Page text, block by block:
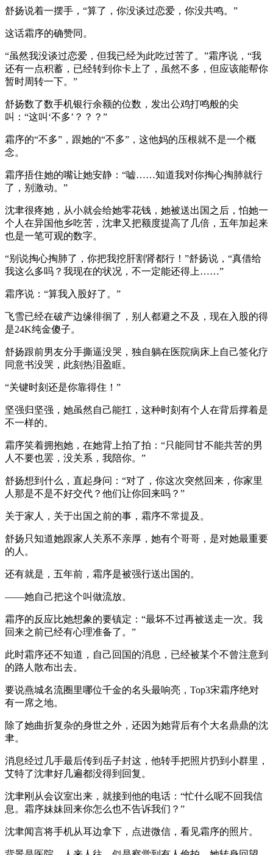
舒扬说着一摆手，“算了，你没谈过恋爱，你没共鸣。”
这话霜序的确赞同。
“虽然我没谈过恋爱，但我已经为此吃过苦了。”霜序说，“我
还有一点积蓄，已经转到你卡上了，虽然不多，但应该能帮你
暂时周转一下。”
舒扬数了数手机银行余额的位数，发出公鸡打鸣般的尖
叫：“这叫‘不多’？？？”
霜序的“不多”，跟她的“不多”，这他妈的压根就不是一个概
念。
霜序捂住她的嘴让她安静：“嘘……知道我对你掏心掏肺就行
了，别激动。”
沈聿很疼她，从小就会给她零花钱，她被送出国之后，怕她一
个人在异国他乡吃苦，沈聿又把额度提高了几倍，五年加起来
也是一笔可观的数字。
“别说掏心掏肺了，你把我挖肝割肾都行！”舒扬说，“真借给
我这么多吗？我现在的状况，不一定能还得上……”
霜序说：“算我入股好了。”
飞雪已经在破产边缘徘徊了，别人都避之不及，现在入股的得
是24K纯金傻子。
舒扬跟前男友分手撕逼没哭，独自躺在医院病床上自己签化疗
同意书没哭，此刻热泪盈眶。
“关键时刻还是你靠得住！”
坚强归坚强，她虽然自己能扛，这种时刻有个人在背后撑着是
不一样的。
霜序笑着拥抱她，在她背上拍了拍：“只能同甘不能共苦的男
人不要也罢，没关系，我陪你。”
舒扬想到什么，直起身问：“对了，你这次突然回来，你家里
人那是不是不好交代？他们让你回来吗？”
关于家人，关于出国之前的事，霜序不常提及。
舒扬只知道她跟家人关系不亲厚，她有个哥哥，是对她最重要
的人。
还有就是，五年前，霜序是被强行送出国的。
——她自己把这个叫做流放。
霜序的反应比她想象的要镇定：“最坏不过再被送走一次。我
回来之前已经有心理准备了。”
此时霜序还不知道，自己回国的消息，已经被某个不曾注意到
的路人散布出去。
要说燕城名流圈里哪位千金的名头最响亮，Top3宋霜序绝对
有一席之地。
除了她曲折复杂的身世之外，还因为她背后有个大名鼎鼎的沈
聿。
消息经过几手最后传到岳子封这，他转手把照片扔到小群里，
艾特了沈聿好几遍都没得到回复。
沈聿刚从会议室出来，就接到他的电话：“忙什么呢不回我信
息。霜序妹妹回来你怎么也不告诉我们？”
沈聿闻言将手机从耳边拿下，点进微信，看见霜序的照片。